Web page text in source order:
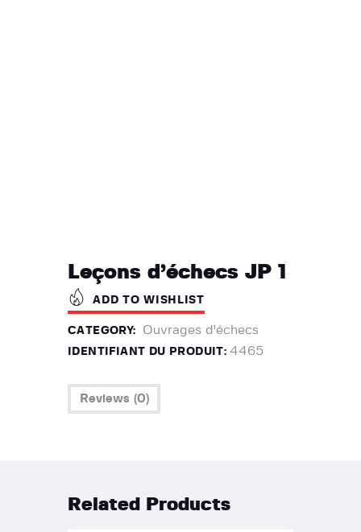
Leçons d’échecs JP 1
ADD TO WISHLIST
CATEGORY: Ouvrages d'échecs
IDENTIFIANT DU PRODUIT: 4465
Reviews (0)
Related Products